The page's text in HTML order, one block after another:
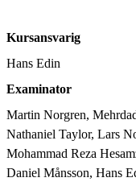
Kursansvarig
Hans Edin
Examinator
Martin Norgren,
Nathaniel Taylor, Lars
Mohammad Reza
Daniel Månsson, Hans